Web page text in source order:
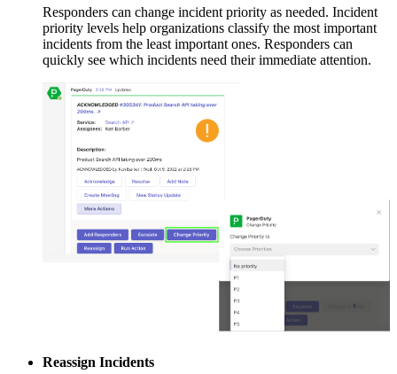
Responders can change incident priority as needed. Incident
priority levels help organizations classify the most important
incidents from the least important ones. Responders can
quickly see which incidents need their immediate attention.
Reassign Incidents